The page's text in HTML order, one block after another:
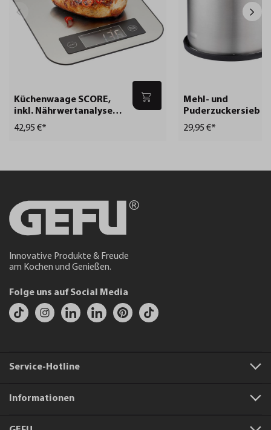
Küchenwaage SCORE,
inkl. Nährwertanalyse-
App
42,95 €*
Mehl- und
Puderzuckersieb
29,95 €*
Innovative Produkte & Freude
am Kochen und Genießen.
Folge uns auf Social Media
Service-Hotline
Informationen